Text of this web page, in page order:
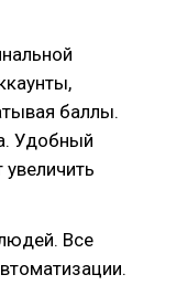
баллы.
Удобный
Все